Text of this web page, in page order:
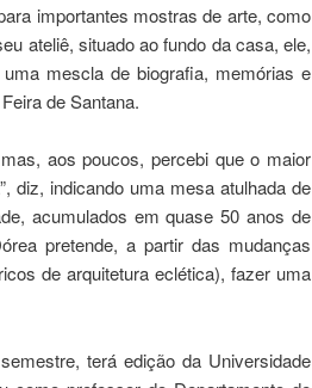
importantes mostras de arte, como
ateliê, situado ao fundo da casa, ele,
mescla de biografia, memórias e
de Santana.
aos poucos, percebi que o maior
diz, indicando uma mesa atulhada de
acumulados em quase 50 anos de
pretende, a partir das mudanças
de arquitetura eclética), fazer uma
terá edição da Universidade